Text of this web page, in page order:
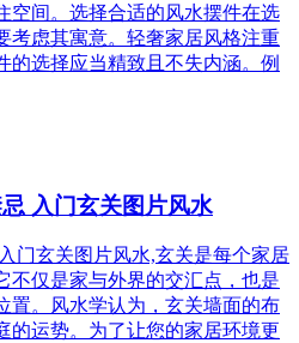
空间。选择合适的风水摆件在选
考虑其寓意。轻奢家居风格注重
的选择应当精致且不失内涵。例
入门玄关图片风水
门玄关图片风水,玄关是每个家居
不仅是家与外界的交汇点，也是
置。风水学认为，玄关墙面的布
的运势。为了让您的家居环境更